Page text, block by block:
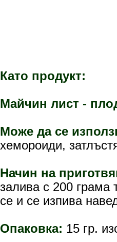
Като продукт:
Майчин лист -
Може да се
хемороиди,
Начин на
залива с 200
се и се изпива
Опаковка: 15 гр.